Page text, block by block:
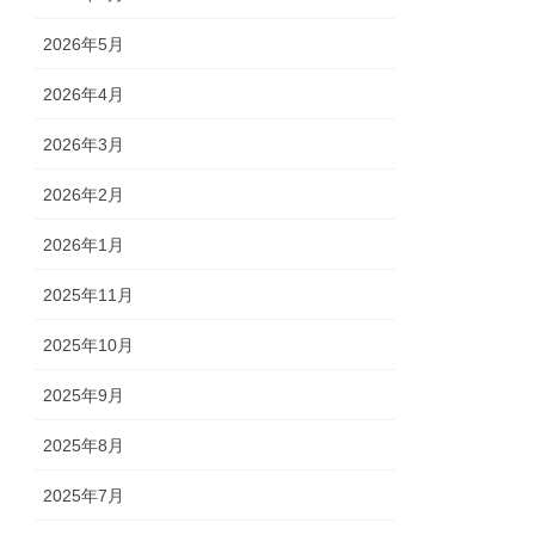
2026年5月
2026年4月
2026年3月
2026年2月
2026年1月
2025年11月
2025年10月
2025年9月
2025年8月
2025年7月